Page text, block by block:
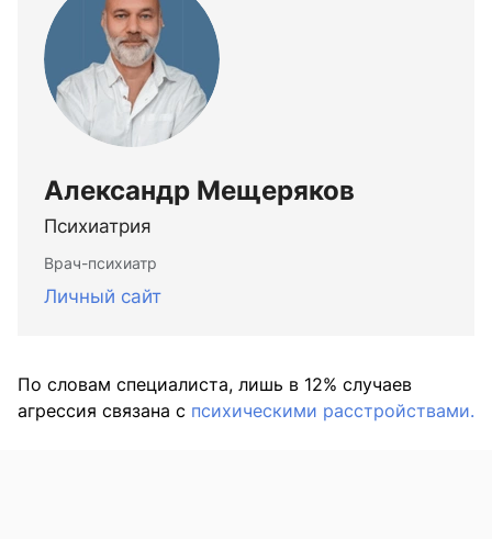
Александр Мещеряков
Психиатрия
Врач-психиатр
Личный сайт
По словам специалиста, лишь в 12% случаев
агрессия связана с психическими расстройствами.